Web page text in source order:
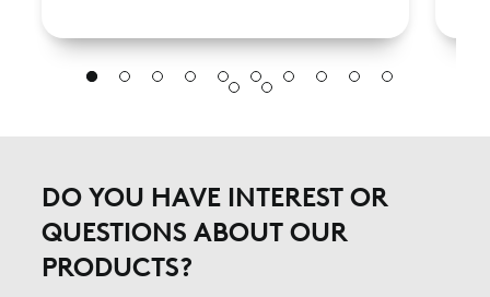
DO YOU HAVE INTEREST OR
QUESTIONS ABOUT OUR
PRODUCTS?